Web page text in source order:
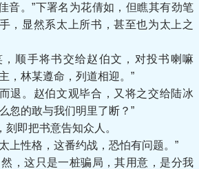
音。”下署名为花倩如，但瞧其有劲笔
，显然系太上所书，甚至也为太上之
手将书交给赵伯文，对投书喇嘛
，林某遵命，列道相迎。”
。赵伯文观毕合，又将之交给陆冰
忽的敢与我们明里了断？”
即把书意告知众人。
性格，这番约战，恐怕有问题。”
这只是一桩骗局，其用意，是分我